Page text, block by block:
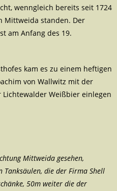
wenngleich bereits seit 1724
Mittweida standen. Der
am Anfang des 19.
kam es zu einem heftigen
von Wallwitz mit der
Weißbier einlegen
Mittweida gesehen,
die der Firma Shell
50m weiter die der